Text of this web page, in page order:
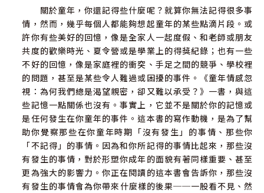
視這個概念的構思，以及童年情感忽視對於發展中兒童的重
大影響，她在書裡說明得非常清楚，而且這是我在其它地方
從來沒有聽過的。更重要的是，書中提供了一些臨床指導原
則，可以幫助家有兒童和青少年的父母，終結正在孩子身上
運作的童年情感忽視。」──史蒂芬妮．克里斯伯格博士（S
tephanie M. Kriesberg, Psy.D.），兒童暨青少年心理學家
1. 學習滋養和接納自己
「說不」改變清單
「請求幫助」改變清單
「喜歡和不喜歡」改變清單
「快樂優先」改變清單
「飲食習慣」改變清單
「運動」改變清單
「休息和放鬆」改變清單
2. 建立平衡的自我紀律
「自我紀律」改變清單
3. 給自己滿滿的安慰
「自我安慰」改變清單
4. 體貼自己的情緒
關於童年，你還記得些什麼呢？就算你無法記得很多事
情，然而，幾乎每個人都能夠想起童年的某些點滴片段。或
許你有些美好的回憶，像是全家人一起度假、和老師或朋友
共度的歡樂時光、夏令營或是學業上的得獎紀錄；也有一些
不好的回憶，像是家庭裡的衝突、手足之間的競爭、學校裡
的問題，甚至是某些令人難過或困擾的事件。《童年情感忽
視：為何我們總是渴望親密，卻又難以承受？》一書，與這
些記憶一點關係也沒有。事實上，它並不是關於你的記憶或
是任何發生在你童年的事件。這本書的寫作動機，是為了幫
助你覺察那些在你童年時期「沒有發生」的事情、那些你
「不記得」的事情。因為和你所記得的事情比起來，那些沒
有發生的事情，對於形塑你成年的面貌有著同樣重要、甚至
更為強大的影響力。你正在閱讀的這本書會告訴你，那些沒
有發生的事情會為你帶來什麼樣的後果──一股看不見、然